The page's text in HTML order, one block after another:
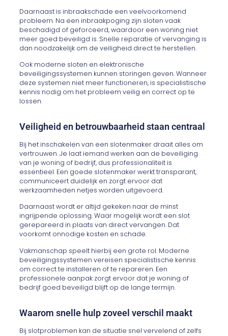
Daarnaast is inbraakschade een veelvoorkomend
probleem. Na een inbraakpoging zijn sloten vaak
beschadigd of geforceerd, waardoor een woning niet
meer goed beveiligd is. Snelle reparatie of vervanging is
dan noodzakelijk om de veiligheid direct te herstellen.
Ook moderne sloten en elektronische
beveiligingssystemen kunnen storingen geven. Wanneer
deze systemen niet meer functioneren, is specialistische
kennis nodig om het probleem veilig en correct op te
lossen.
Veiligheid en betrouwbaarheid staan centraal
Bij het inschakelen van een slotenmaker draait alles om
vertrouwen. Je laat iemand werken aan de beveiliging
van je woning of bedrijf, dus professionaliteit is
essentieel. Een goede slotenmaker werkt transparant,
communiceert duidelijk en zorgt ervoor dat
werkzaamheden netjes worden uitgevoerd.
Daarnaast wordt er altijd gekeken naar de minst
ingrijpende oplossing. Waar mogelijk wordt een slot
gerepareerd in plaats van direct vervangen. Dat
voorkomt onnodige kosten en schade.
Vakmanschap speelt hierbij een grote rol. Moderne
beveiligingssystemen vereisen specialistische kennis
om correct te installeren of te repareren. Een
professionele aanpak zorgt ervoor dat je woning of
bedrijf goed beveiligd blijft op de lange termijn.
Waarom snelle hulp zoveel verschil maakt
Bij slotproblemen kan de situatie snel vervelend of zelfs